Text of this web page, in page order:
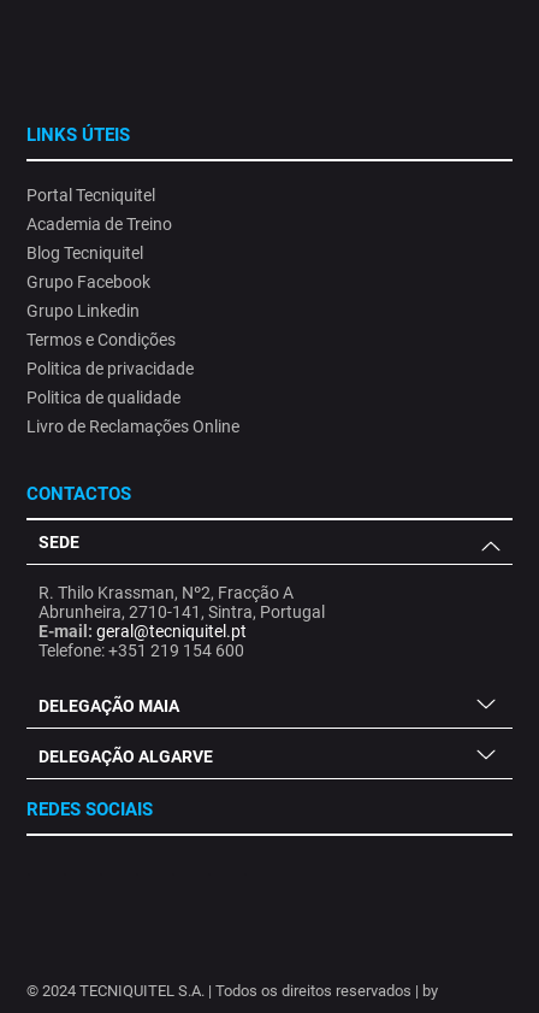
LINKS ÚTEIS
Portal Tecniquitel
Academia de Treino
Blog Tecniquitel
Grupo Facebook
Grupo Linkedin
Termos e Condições
Politica de privacidade
Politica de qualidade
Livro de Reclamações Online
CONTACTOS
SEDE
R. Thilo Krassman, Nº2, Fracção A
Abrunheira, 2710-141, Sintra, Portugal
E-mail: geral@tecniquitel.pt
Telefone: +351 219 154 600
DELEGAÇÃO MAIA
DELEGAÇÃO ALGARVE
REDES SOCIAIS
© 2024 TECNIQUITEL S.A. | Todos os direitos reservados | by